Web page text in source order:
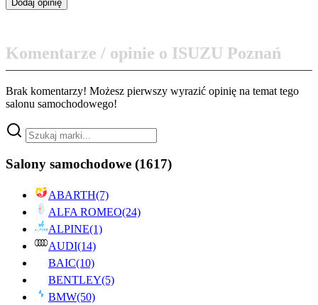
Komentarze / opinie o ISUZU Poznań
Brak komentarzy! Możesz pierwszy wyrazić opinię na temat tego
salonu samochodowego!
Salony samochodowe (1617)
ABARTH(7)
ALFA ROMEO(24)
ALPINE(1)
AUDI(14)
BAIC(10)
BENTLEY(5)
BMW(50)